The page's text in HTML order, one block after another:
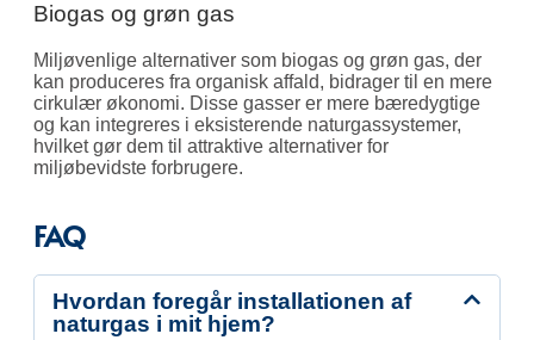
Biogas og grøn gas
Miljøvenlige alternativer som biogas og grøn gas, der
kan produceres fra organisk affald, bidrager til en mere
cirkulær økonomi. Disse gasser er mere bæredygtige
og kan integreres i eksisterende naturgassystemer,
hvilket gør dem til attraktive alternativer for
miljøbevidste forbrugere.
FAQ
Hvordan foregår installationen af
naturgas i mit hjem?